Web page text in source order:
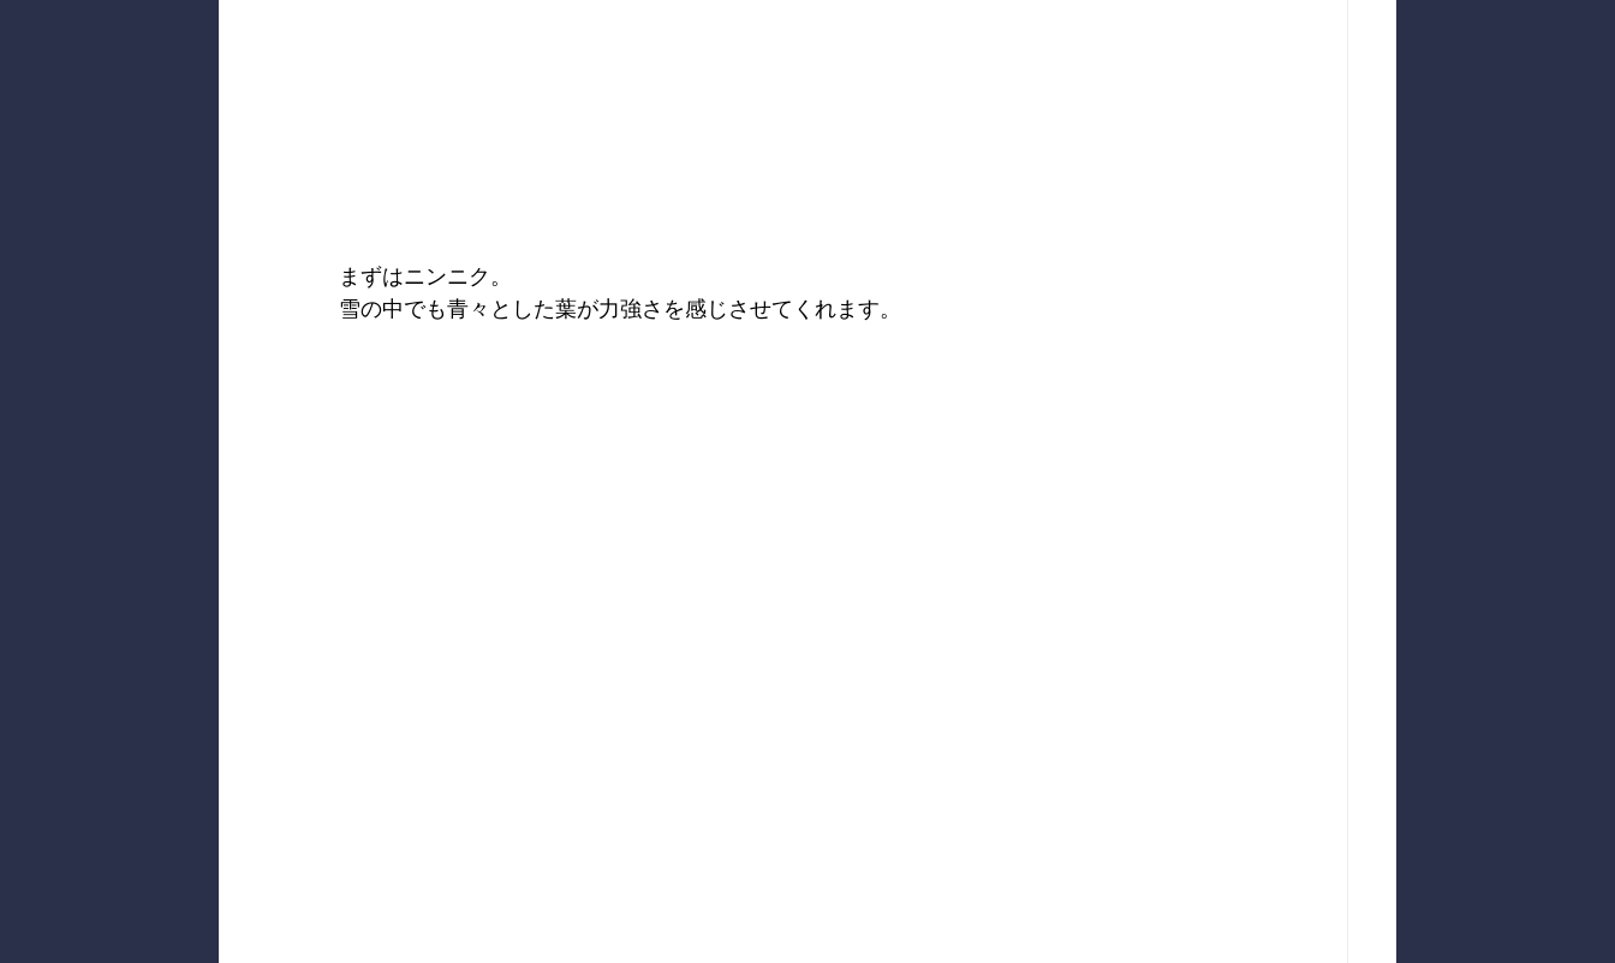
まずはニンニク。
雪の中でも青々とした葉が力強さを感じさせてくれます。